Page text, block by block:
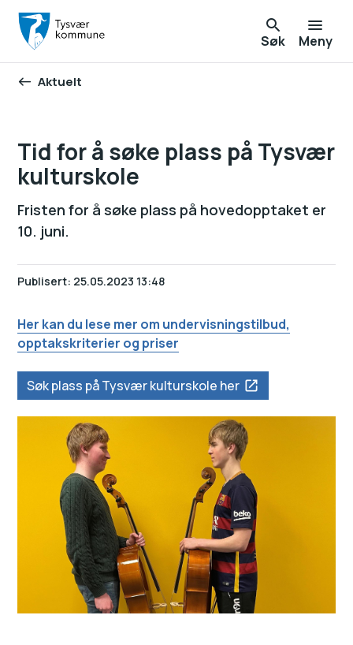
Søk Meny
Du er her:
Aktuelt
Tid for å søke plass på Tysvær
kulturskole
Fristen for å søke plass på hovedopptaket er
10. juni.
Publisert 25.05.2023 13:48
Her kan du lese mer om undervisningstilbud,
opptakskriterier og priser
Søk plass på Tysvær kulturskole her